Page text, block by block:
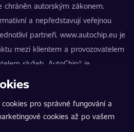
chráněn autorským zákonem.
a nepředstavují veřejnou
partneři. www.autochip.eu je
mezi klientem a provozovatelem
služeb. AutoChip® je
Petra Kučery. Úpravy, které
na pozemních komunikacích.
vždy konkrétní provozovatel
pro správné fungování a
cookies až po vašem